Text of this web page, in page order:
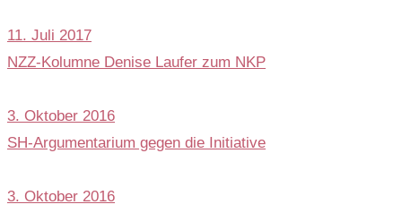
11. Juli 2017
NZZ-Kolumne Denise Laufer zum NKP
3. Oktober 2016
SH-Argumentarium gegen die Initiative
3. Oktober 2016